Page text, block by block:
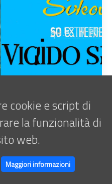
2025 •ATATOR
Made with ❤ byBino
cookie e script di
la funzionalità di
web.
Maggiori informazioni